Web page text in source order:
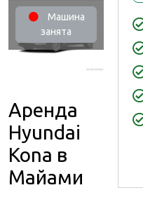
Машина
занята
Аренда
Hyundai
Kona в
Майами